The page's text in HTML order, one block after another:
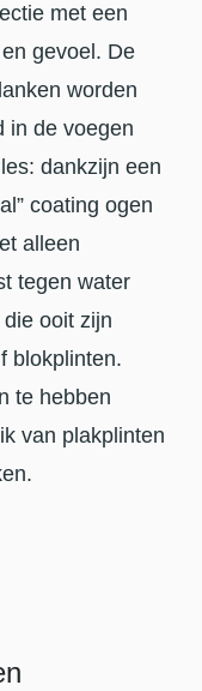
met een
gevoel. De
worden
in de voegen
dankzijn een
coating ogen
alleen
tegen water
ooit zijn
blokplinten.
te hebben
van plakplinten